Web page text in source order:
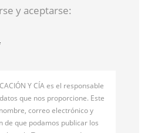
y aceptarse:
Y CÍA es el responsable
que nos proporcione. Este
correo electrónico y
de que podamos publicar los